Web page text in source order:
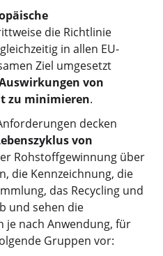
die Richtlinie
in allen EU-
Ziel umgesetzt
von
zu minimieren.
decken
von
Rohstoffgewinnung über
die Kennzeichnung, die
das Recycling und
und sehen die
nach Anwendung, für
Gruppen vor: